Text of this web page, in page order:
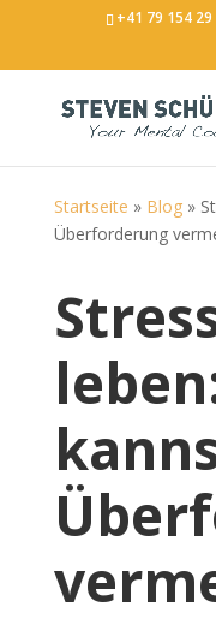
+41 79 154 29
Startseite » Blog»
Überforderung